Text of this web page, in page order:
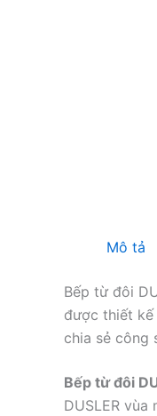
Mô tả
Bếp từ đôi
được thiết kế
chia sẻ công
Bếp từ đôi
DUSLER